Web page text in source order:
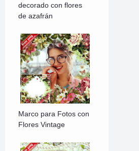
decorado con flores
de azafrán
Marco para Fotos con
Flores Vintage